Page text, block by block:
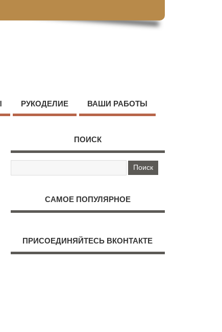
РУКОДЕЛИЕ ВАШИ РАБОТЫ
ПОИСК
САМОЕ ПОПУЛЯРНОЕ
ПРИСОЕДИНЯЙТЕСЬ ВКОНТАКТЕ